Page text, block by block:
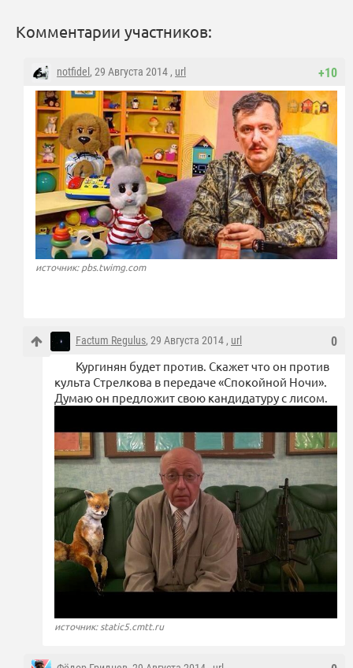
Комментарии участников:
+10
notfidel , 29 Августа 2014 , url
источник: pbs.twimg.com
0
Factum Regulus, 29 Августа 2014 , url
Кургинян будет против. Скажет что он против
культа Стрелкова в передаче «Спокойной Ночи».
Думаю он предложит свою кандидатуру с лисом.
источник: static5.cmtt.ru